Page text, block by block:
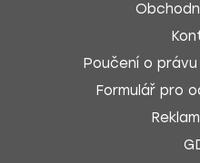
Poučení o
Formulář pro